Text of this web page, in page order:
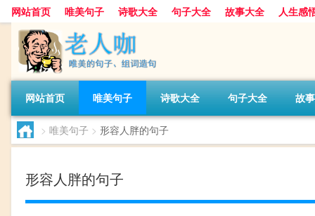
网站首页 唯美句子 诗歌大全 句子大全 故事大全 人生感
网站首页 唯美句子 诗歌大全 句子大全 故
> 唯美句子 > 形容人胖的句子
形容人胖的句子